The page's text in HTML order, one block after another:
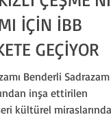
ÇEŞME’NİN
İÇİN İBB
GEÇİYOR